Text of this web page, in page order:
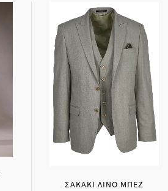
ΣΑΚΑΚΙ ΛΙΝΟ ΜΠΕΖ